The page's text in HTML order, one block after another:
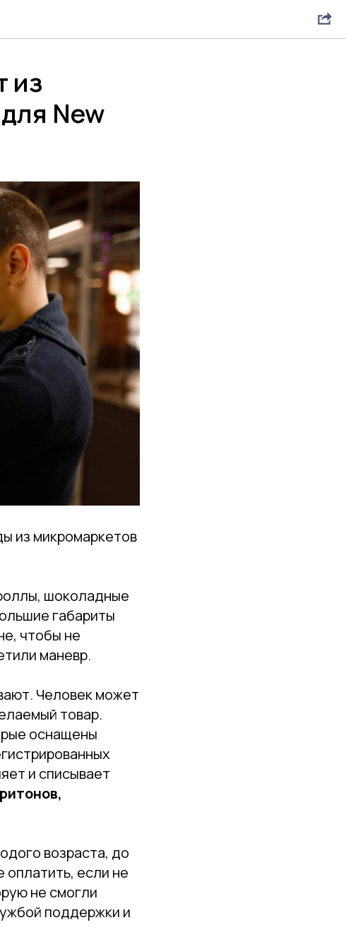
из
New
из микромаркетов
шоколадные
габариты
чтобы не
маневр.
Человек может
товар.
оснащены
и списывает
возраста, до
если не
не смогли
поддержки и